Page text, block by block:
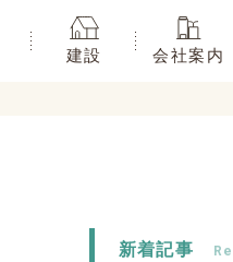
建設 会社案内
新着記事